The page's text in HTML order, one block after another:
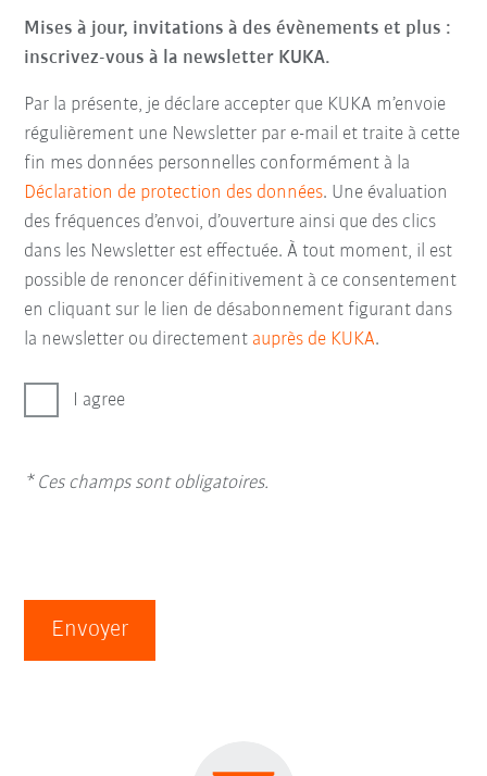
Mises à jour, invitations à des évènements et plus :
inscrivez-vous à la newsletter KUKA.
Par la présente, je déclare accepter que KUKA m’envoie
régulièrement une Newsletter par e-mail et traite à cette
fin mes données personnelles conformément à la
Déclaration de protection des données. Une évaluation
des fréquences d’envoi, d’ouverture ainsi que des clics
dans les Newsletter est effectuée. À tout moment, il est
possible de renoncer définitivement à ce consentement
en cliquant sur le lien de désabonnement figurant dans
la newsletter ou directement auprès de KUKA.
I agree
* Ces champs sont obligatoires.
Envoyer